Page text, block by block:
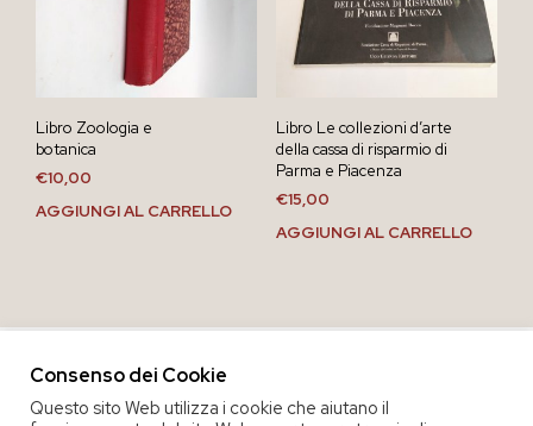
Libro Zoologia e
botanica
€10,00
AGGIUNGI AL CARRELLO
Libro Le collezioni d’arte
della cassa di risparmio di
Parma e Piacenza
€15,00
AGGIUNGI AL CARRELLO
Consenso dei Cookie
Questo sito Web utilizza i cookie che aiutano il